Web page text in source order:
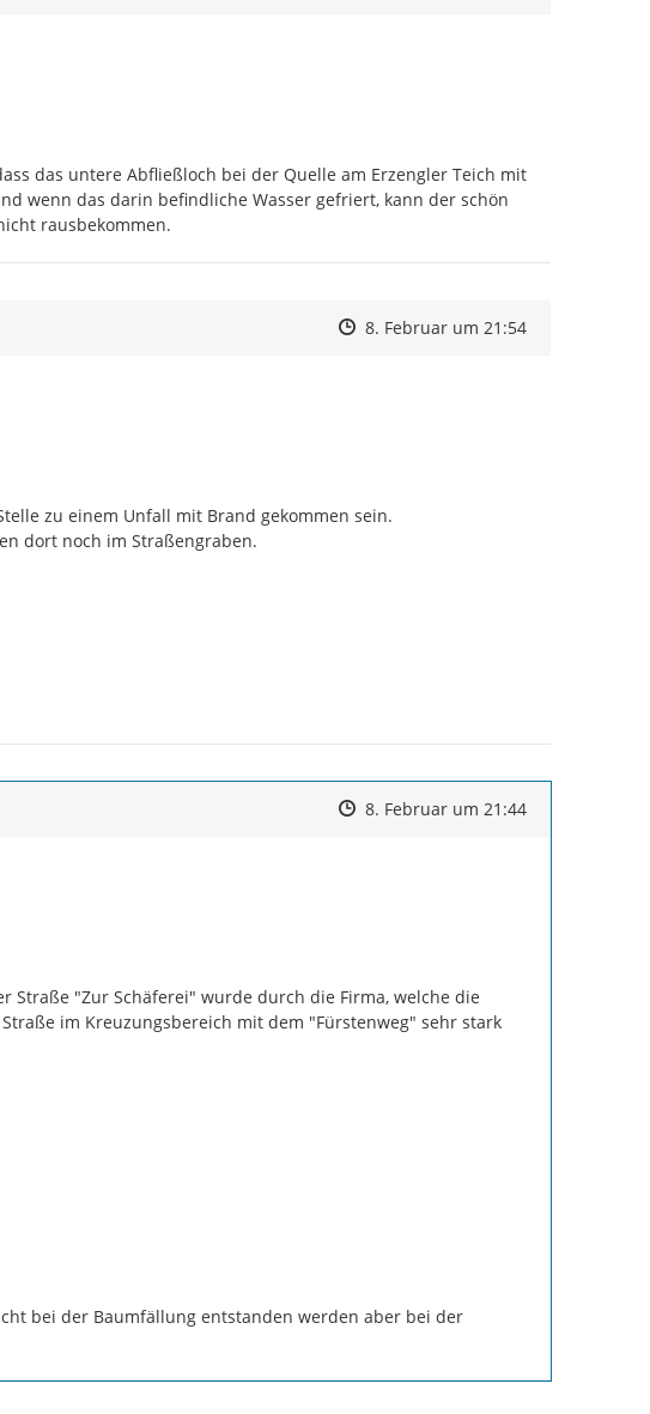
das untere Abfließloch bei der Quelle am Erzengler Teich mit
wenn das darin befindliche Wasser gefriert, kann der schön
rausbekommen.
Zeitpunkt des Erstellens
Zeitpunkt des Erstellens
8. Februar um 21:54Zur Äußerung
zu einem Unfall mit Brand gekommen sein.
dort noch im Straßengraben.
Zeitpunkt des Erstellens
Zeitpunkt des Erstellens
8. Februar um 21:44Zur Äußerung
Straße "Zur Schäferei" wurde durch die Firma, welche die
im Kreuzungsbereich mit dem "Fürstenweg" sehr stark
bei der Baumfällung entstanden werden aber bei der